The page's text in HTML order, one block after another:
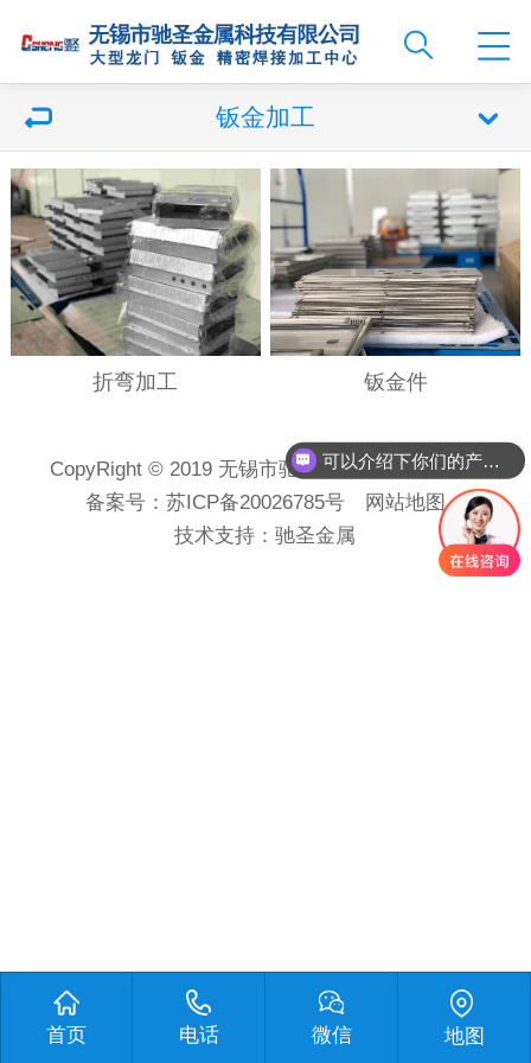
钣金加工
折弯加工 钣金件
CopyRight © 2019 无锡市驰圣金属科技有限公司
备案号： 苏ICP备20026785号
网站地图
技术支持：驰圣金属
首页 电话 微信 地图
可以介绍下你们的产品么